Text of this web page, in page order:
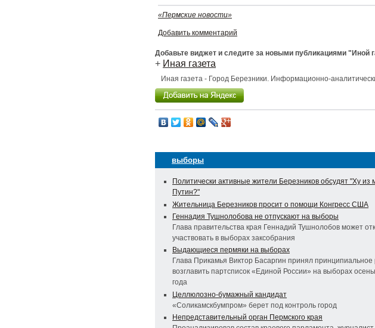
«Пермские новости»
Добавить комментарий
Добавьте виджет и следите за новыми публикациями "Иной
+ Иная газета
Иная газета - Город Березники. Информационно-
выборы
Политически активные жители Березников обсудят "Ху из
Путин?"
Жительница Березников просит о помощи Конгресс США
Геннадия Тушнолобова не отпускают на выборы
Глава правительства края Геннадий Тушнолобов может
участвовать в выборах заксобрания
Выдающиеся пермяки на выборах
Глава Прикамья Виктор Басаргин принял
возглавить партсписок «Единой России» на выборах
года
Целлюлозно-бумажный кандидат
«Соликамскбумпром» берет под контроль город
Непредставительный орган Пермского края